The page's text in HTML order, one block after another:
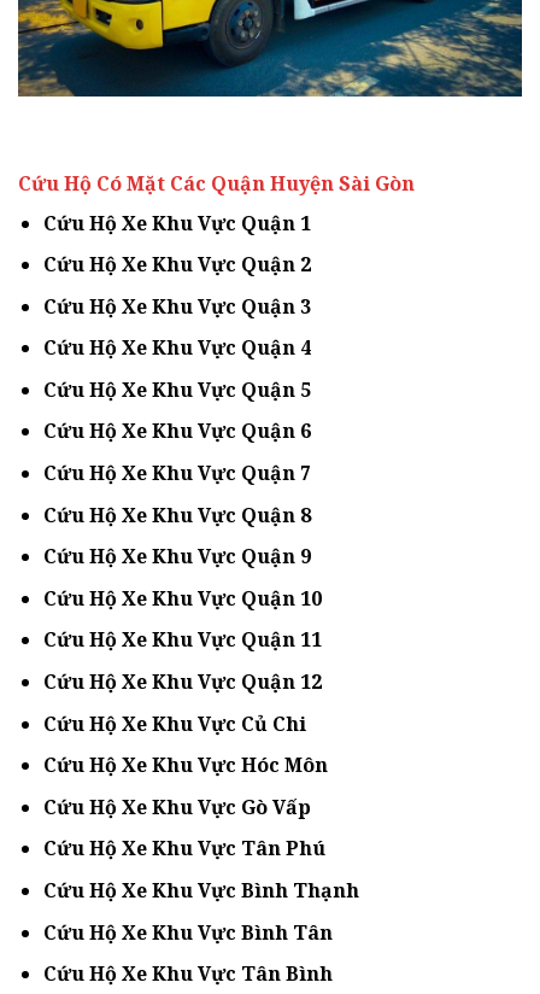
Cứu Hộ Có Mặt Các Quận Huyện Sài Gòn
Cứu Hộ Xe Khu Vực Quận 1
Cứu Hộ Xe Khu Vực Quận 2
Cứu Hộ Xe Khu Vực Quận 3
Cứu Hộ Xe Khu Vực Quận 4
Cứu Hộ Xe Khu Vực Quận 5
Cứu Hộ Xe Khu Vực Quận 6
Cứu Hộ Xe Khu Vực Quận 7
Cứu Hộ Xe Khu Vực Quận 8
Cứu Hộ Xe Khu Vực Quận 9
Cứu Hộ Xe Khu Vực Quận 10
Cứu Hộ Xe Khu Vực Quận 11
Cứu Hộ Xe Khu Vực Quận 12
Cứu Hộ Xe Khu Vực Củ Chi
Cứu Hộ Xe Khu Vực Hóc Môn
Cứu Hộ Xe Khu Vực Gò Vấp
Cứu Hộ Xe Khu Vực Tân Phú
Cứu Hộ Xe Khu Vực Bình Thạnh
Cứu Hộ Xe Khu Vực Bình Tân
Cứu Hộ Xe Khu Vực Tân Bình